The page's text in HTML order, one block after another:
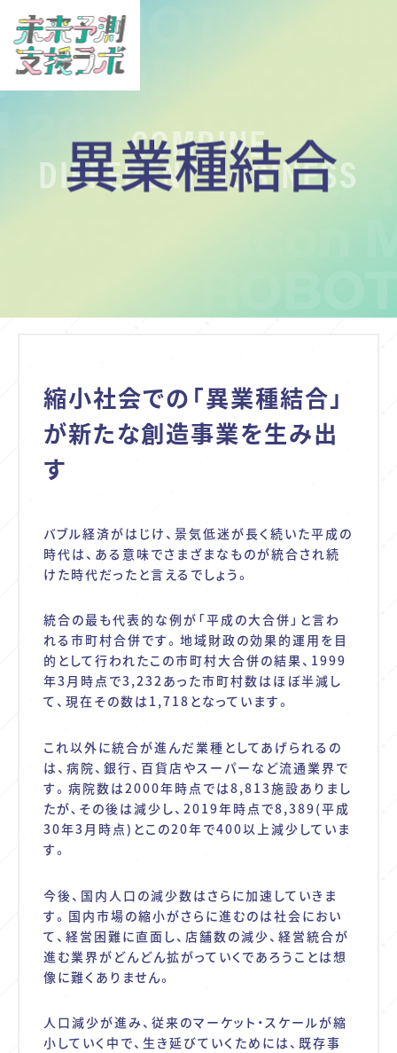
異業種結合
COMBINE
DIFFERENT BUSINESS
縮小社会での「異業種結合」
が新たな創造事業を生み出
す
バブル経済がはじけ、景気低迷が長く続いた平成の
時代は、ある意味でさまざまなものが統合され続
けた時代だったと言えるでしょう。
統合の最も代表的な例が「平成の大合併」と言わ
れる市町村合併です。地域財政の効果的運用を目
的として行われたこの市町村大合併の結果、 1999
年3 月時点で3,232あった市町村数はほぼ半減し
て、現在その数は1,718 となっています。
これ以外に統合が進んだ業種としてあげられるの
は、病院、銀行、百貨店やスーパーなど流通業界で
す。病院数は2000年時点では8,813施設ありまし
たが､その後は減少し、2019年時点で8,389(平成
30年3 月時点) とこの20年で400以上減少していま
す。
今後、国内人口の減少数はさらに加速していきま
す。国内市場の縮小がさらに進むのは社会におい
て、経営困難に直面し、店舗数の減少、経営統合が
進む業界がどんどん拡がっていくであろうことは想
像に難くありません。
人口減少が進み、従来のマーケット・スケールが縮
小していく中で、生き延びていくためには、既存事